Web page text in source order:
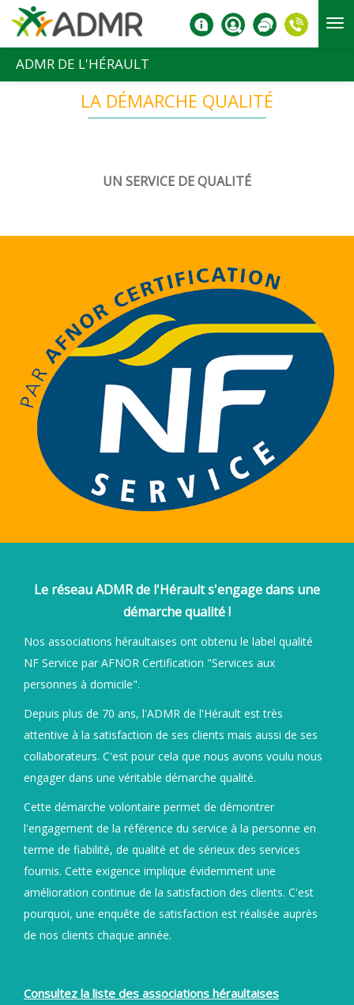
Aller au contenu principal
ADMR DE L'HÉRAULT
LA DÉMARCHE QUALITÉ
UN SERVICE DE QUALITÉ
Le réseau ADMR de l'Hérault s'engage dans une
démarche qualité !
Nos associations héraultaises ont obtenu le label qualité
NF Service par AFNOR Certification "Services aux
personnes à domicile".
Depuis plus de 70 ans, l'ADMR de l'Hérault est très
attentive à la satisfaction de ses clients mais aussi de ses
collaborateurs. C'est pour cela que nous avons voulu nous
engager dans une véritable démarche qualité.
Cette démarche volontaire permet de démontrer
l'engagement de la référence du service à la personne en
terme de fiabilité, de qualité et de sérieux des services
fournis. Cette exigence implique évidemment une
amélioration continue de la satisfaction des clients. C'est
pourquoi, une enquête de satisfaction est réalisée auprès
de nos clients chaque année.
Consultez la liste des associations héraultaises